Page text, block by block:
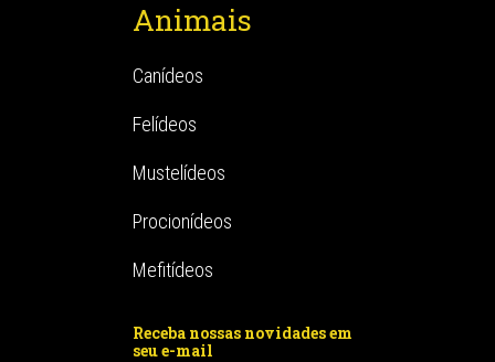
Animais
Canídeos
Felídeos
Mustelídeos
Procionídeos
Mefitídeos
Receba nossas novidades em
seu e-mail